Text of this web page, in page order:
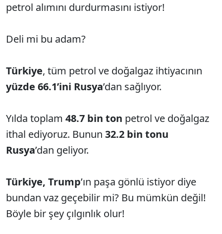
petrol alımını durdurmasını istiyor!
Deli mi bu adam?
Türkiye, tüm petrol ve doğalgaz ihtiyacının
yüzde 66.1’ini Rusya’dan sağlıyor.
Yılda toplam 48.7 bin ton petrol ve doğalgaz
ithal ediyoruz. Bunun 32.2 bin tonu
Rusya’dan geliyor.
Türkiye, Trump’ın paşa gönlü istiyor diye
bundan vaz geçebilir mi? Bu mümkün değil!
Böyle bir şey çılgınlık olur!